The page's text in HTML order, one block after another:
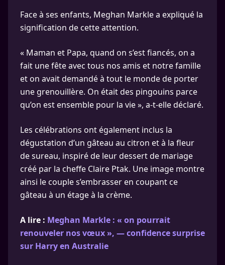
Face à ses enfants, Meghan Markle a expliqué la
signification de cette attention.
« Maman et Papa, quand on s’est fiancés, on a
fait une fête avec tous nos amis et notre famille
et on avait demandé à tout le monde de porter
une grenouillère. On était des pingouins parce
qu’on est ensemble pour la vie », a-t-elle déclaré.
Les célébrations ont également inclus la
dégustation d’un gâteau au citron et à la fleur
de sureau, inspiré de leur dessert de mariage
créé par la cheffe Claire Ptak. Une image montre
ainsi le couple s’embrasser en coupant ce
gâteau à un étage à la crème.
A lire : Meghan Markle : « on pourrait
renouveler nos vœux », — confidence surprise
sur Harry en Australie